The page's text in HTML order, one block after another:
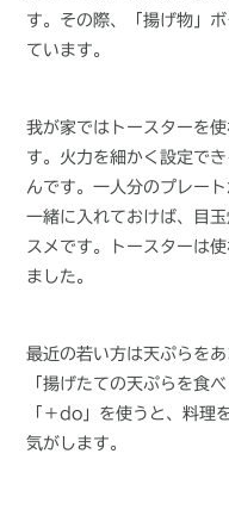
す。その際、「揚げ物」
ています。
我が家ではトースターを
す。火力を細かく設定で
んです。一人分のプレー
一緒に入れておけば、目
スメです。トースターは
ました。
最近の若い方は天ぷらを
「揚げたての天ぷらを食
「＋do」を使うと、料理
気がします。